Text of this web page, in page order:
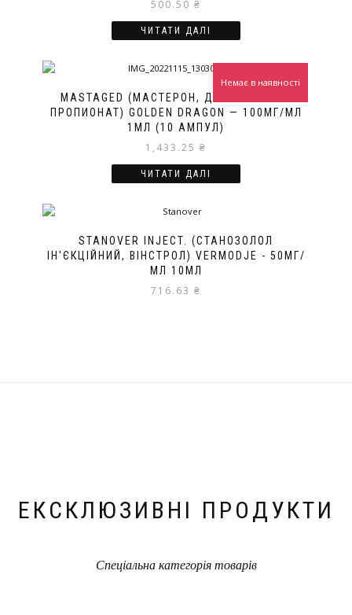
500.50 ₴
ЧИТАТИ ДАЛІ
MASTAGED (МАСТЕРОН, ДРОСТАНОЛОН
ПРОПИОНАТ) GOLDEN DRAGON — 100МГ/МЛ
1МЛ (10 АМПУЛ)
1,433.25 ₴
Немає в наявності
ЧИТАТИ ДАЛІ
STANOVER INJECT. (СТАНОЗОЛОЛ
ІН'ЄКЦІЙНИЙ, ВІНСТРОЛ) VERMODJE - 50МГ/
МЛ 10МЛ
716.63 ₴
ЕКСКЛЮЗИВНІ ПРОДУКТИ
Спеціальна категорія товарів